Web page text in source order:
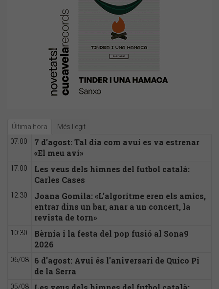
Última hora Més llegit
07:00
7 d'agost: Tal dia com avui es va estrenar
«El meu avi»
17:00
Les veus dels himnes del futbol català:
Carles Cases
12:30
Joana Gomila: «L’algoritme eren els amics,
entrar dins un bar, anar a un concert, la
revista de torn»
10:30
Bèrnia i la festa del pop fusió al Sona9
2026
06/08
6 d'agost: Avui és l'aniversari de Quico Pi
de la Serra
05/08